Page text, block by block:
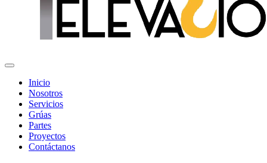
Inicio
Nosotros
Servicios
Grúas
Partes
Proyectos
Contáctanos